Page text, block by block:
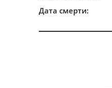
Дата смерти: